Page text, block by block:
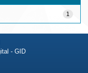
1
- GID